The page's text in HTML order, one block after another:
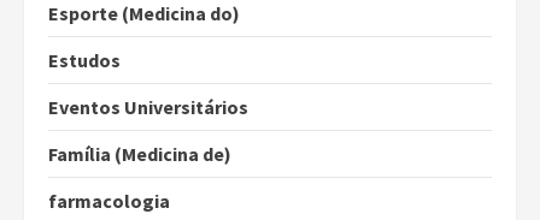
Esporte (Medicina do)
Estudos
Eventos Universitários
Família (Medicina de)
farmacologia